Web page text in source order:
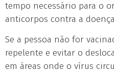
tempo necessário para o
anticorpos contra a
Se a pessoa não for
repelente e evitar o
em áreas onde o vírus